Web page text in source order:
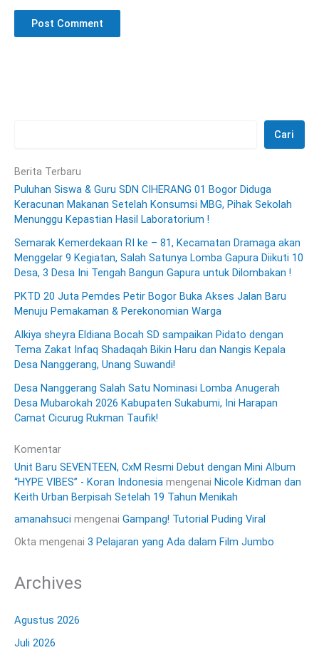
Cari
Berita Terbaru
Puluhan Siswa & Guru SDN CIHERANG 01 Bogor Diduga
Keracunan Makanan Setelah Konsumsi MBG, Pihak Sekolah
Menunggu Kepastian Hasil Laboratorium !
Semarak Kemerdekaan RI ke – 81, Kecamatan Dramaga akan
Menggelar 9 Kegiatan, Salah Satunya Lomba Gapura Diikuti 10
Desa, 3 Desa Ini Tengah Bangun Gapura untuk Dilombakan !
PKTD 20 Juta Pemdes Petir Bogor Buka Akses Jalan Baru
Menuju Pemakaman & Perekonomian Warga
Alkiya sheyra Eldiana Bocah SD sampaikan Pidato dengan
Tema Zakat Infaq Shadaqah Bikin Haru dan Nangis Kepala
Desa Nanggerang, Unang Suwandi!
Desa Nanggerang Salah Satu Nominasi Lomba Anugerah
Desa Mubarokah 2026 Kabupaten Sukabumi, Ini Harapan
Camat Cicurug Rukman Taufik!
Komentar
Unit Baru SEVENTEEN, CxM Resmi Debut dengan Mini Album
“HYPE VIBES” - Koran Indonesia mengenai Nicole Kidman dan
Keith Urban Berpisah Setelah 19 Tahun Menikah
amanahsuci mengenai Gampang! Tutorial Puding Viral
Okta mengenai 3 Pelajaran yang Ada dalam Film Jumbo
Archives
Agustus 2026
Juli 2026